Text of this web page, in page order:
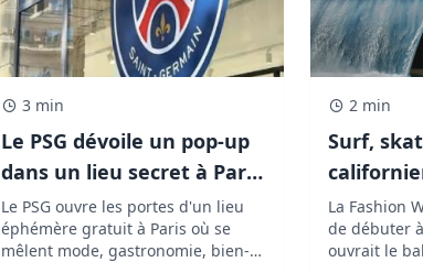
3 min
Le PSG dévoile un pop-up
dans un lieu secret à Paris
et les fans de The Weeknd
vont adorer !
Le PSG ouvre les portes d'un lieu
éphémère gratuit à Paris où se
mêlent mode, gastronomie, bien-
2 min
Surf,
Louis
avec son
La Fashion
de débuter
ouvrait le